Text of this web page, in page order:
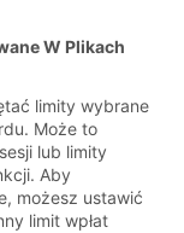
W Plikach
limity wybrane
Może to
lub limity
Aby
możesz ustawić
limit wpłat